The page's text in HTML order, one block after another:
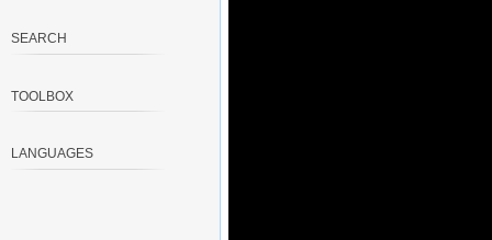
SEARCH
TOOLBOX
LANGUAGES